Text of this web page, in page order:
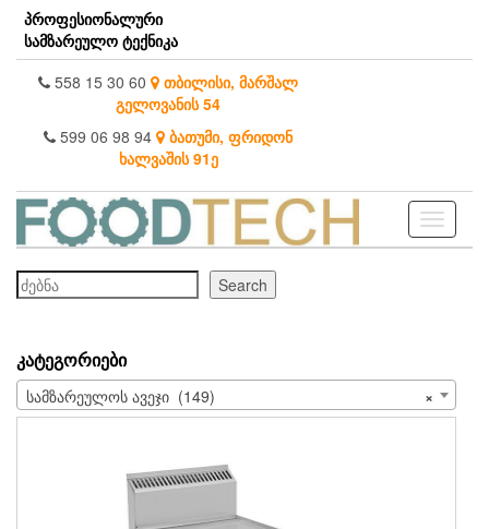
Skip
the
content
პროფესიონალური
სამზარეულო ტექნიკა
558 15 30 60 თბილისი, მარშალ
გელოვანის 54
599 06 98 94 ბათუმი, ფრიდონ
ხალვაშის 91ე
Toggle
ძებნა
Search
ᲙᲐᲢᲔᲒᲝᲠᲘᲔᲑᲘ
×
სამზარეულოს ავეჯი (149)